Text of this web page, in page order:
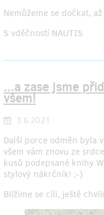
Nemůžeme se dočkat,
S vděčností NAUTIS
...a zase jsme
všem!
3.6.2021
Další porce odměn byla
všem vám znovu ze
kusů podepsané knihy
stylový nákrčník! ;-)
Blížíme se cíli, ještě